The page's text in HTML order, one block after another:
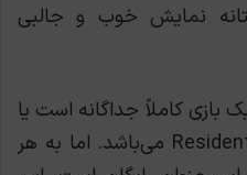
نمایش خوب و جالبی
کاملاً جداگانه است یا
اینکه مرتبط به Resident Evil Village می‌باشد. اما به هر